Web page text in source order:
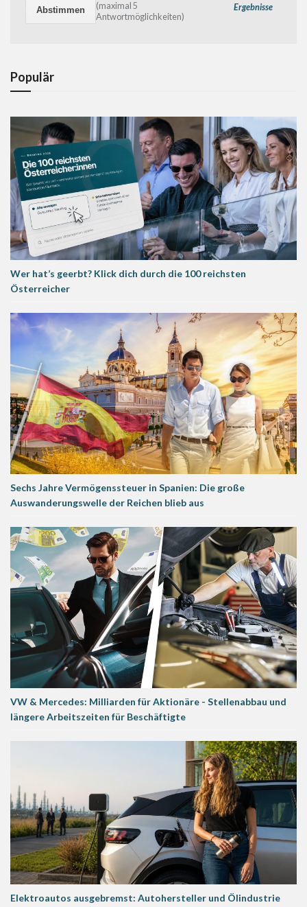
Ergebnisse
(maximal 5
Antwortmöglichkeiten)
Populär
Wer hat’s geerbt? Klick dich durch die 100 reichsten
Österreicher
Sechs Jahre Vermögenssteuer in Spanien: Die große
Auswanderungswelle der Reichen blieb aus
VW & Mercedes: Milliarden für Aktionäre - Stellenabbau und
längere Arbeitszeiten für Beschäftigte
Elektroautos ausgebremst: Autohersteller und Ölindustrie